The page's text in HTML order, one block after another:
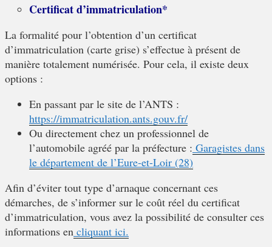
Certificat d’immatriculation*
La formalité pour l’obtention d’un certificat
d’immatriculation (carte grise) s’effectue à présent de
manière totalement numérisée. Pour cela, il existe deux
options :
En passant par le site de l’ANTS :
https://immatriculation.ants.gouv.fr/
Ou directement chez un professionnel de
l’automobile agréé par la préfecture : Garagistes dans
le département de l’Eure-et-Loir (28)
Afin d’éviter tout type d’arnaque concernant ces
démarches, de s’informer sur le coût réel du certificat
d’immatriculation, vous avez la possibilité de consulter ces
informations en cliquant ici.